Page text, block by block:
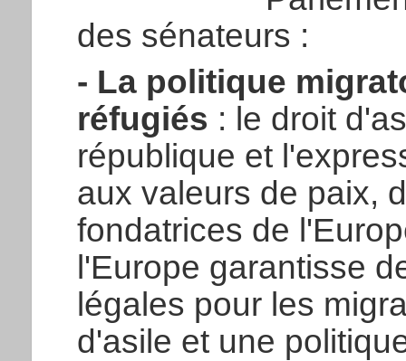
des sénateurs :
- La politique
réfugiés : le droit
république et
aux valeurs de paix,
fondatrices de
l'Europe garantisse
légales pour les
d'asile et une